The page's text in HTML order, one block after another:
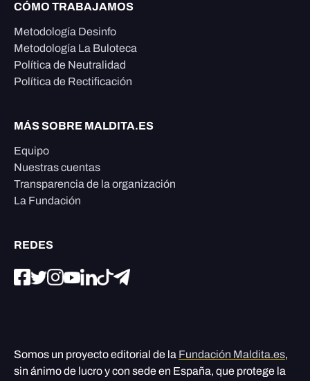
CÓMO TRABAJAMOS
Metodología Desinfo
Metodología La Buloteca
Política de Neutralidad
Política de Rectificación
MÁS SOBRE MALDITA.ES
Equipo
Nuestras cuentas
Transparencia de la organización
La Fundación
REDES
Somos un proyecto editorial de la Fundación Maldita.es,
sin ánimo de lucro y con sede en España, que protege la